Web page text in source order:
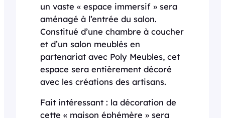
un vaste « espace immersif » sera
aménagé à l’entrée du salon.
Constitué d’une chambre à coucher
et d’un salon meublés en
partenariat avec Poly Meubles, cet
espace sera entièrement décoré
avec les créations des artisans.
Fait intéressant : la décoration de
cette « maison éphémère » sera